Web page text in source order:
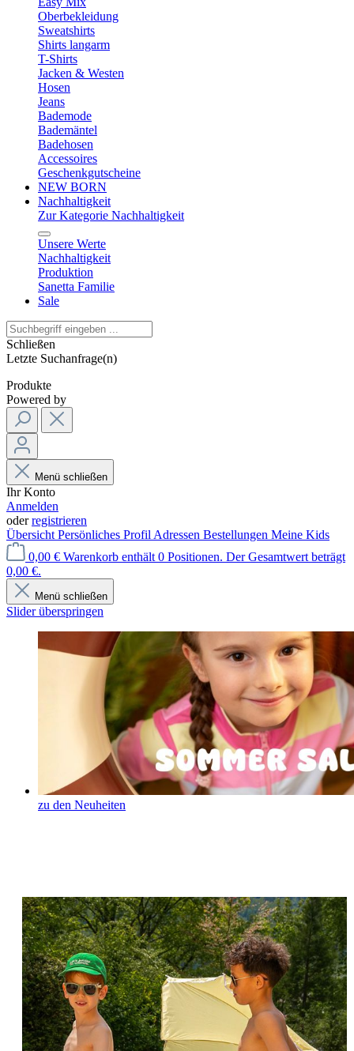
Oberbekleidung
Sweatshirts
Shirts langarm
T-Shirts
Jacken & Westen
Hosen
Jeans
Bademode
Bademäntel
Badehosen
Accessoires
Geschenkgutscheine
NEW BORN
Nachhaltigkeit
Zur Kategorie Nachhaltigkeit
Unsere Werte
Nachhaltigkeit
Produktion
Sanetta Familie
Sale
Schließen
Letzte Suchanfrage(n)
Produkte
Powered by
Menü schließen
Ihr Konto
Anmelden
oderregistrieren
Übersicht Persönliches Profil Adressen Bestellungen Meine Kids
0,00 € Warenkorb enthält 0 Positionen. Der Gesamtwert beträgt
0,00 €.
Menü schließen
Slider überspringen
zu den Neuheiten